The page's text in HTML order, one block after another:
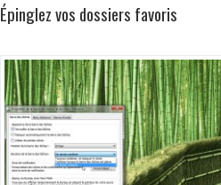
Épinglez vos dossiers favoris